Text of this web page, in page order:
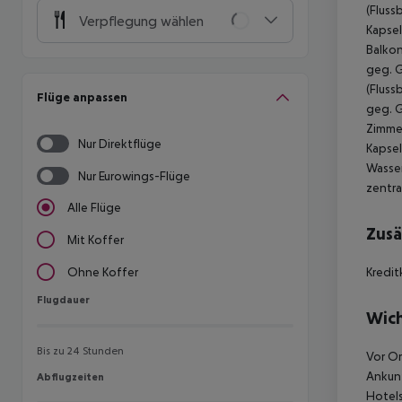
Verpflegung wählen
Flüge anpassen
Nur Direktflüge
Nur Eurowings-Flüge
Alle Flüge
Mit Koffer
Ohne Koffer
Flugdauer
Flugdauer
Bis zu 24 Stunden
Abflugzeiten
Abflugzeiten
geg.
geg.
Vor